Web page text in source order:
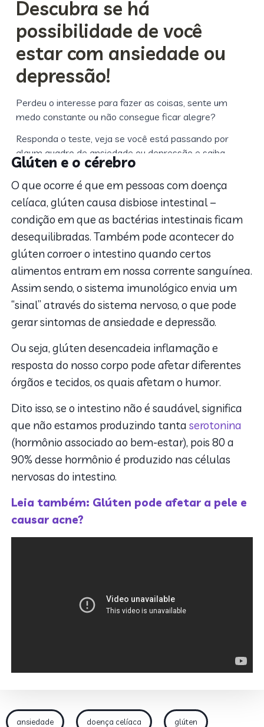
Glúten e o cérebro
O que ocorre é que em pessoas com doença
celíaca, glúten causa disbiose intestinal –
condição em que as bactérias intestinais ficam
desequilibradas. Também pode acontecer do
glúten corroer o intestino quando certos
alimentos entram em nossa corrente sanguínea.
Assim sendo, o sistema imunológico envia um
“sinal” através do sistema nervoso, o que pode
gerar sintomas de ansiedade e depressão.
Ou seja, glúten desencadeia inflamação e
resposta do nosso corpo pode afetar diferentes
órgãos e tecidos, os quais afetam o humor.
Dito isso, se o intestino não é saudável, significa
que não estamos produzindo tantaserotonina
(hormônio associado ao bem-estar), pois 80 a
90% desse hormônio é produzido nas células
nervosas do intestino.
Leia também: Glúten pode afetar a pele e
causar acne?
ansiedade doença celíaca glúten